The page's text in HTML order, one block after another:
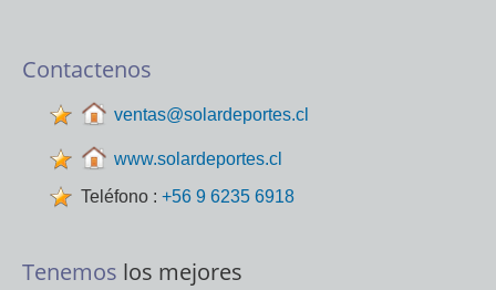
Contactenos
ventas@solardeportes.cl
www.solardeportes.cl
Teléfono : +56 9 6235 6918
Tenemos los mejores